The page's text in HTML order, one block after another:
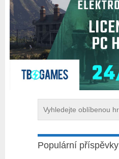
Populární příspěvky